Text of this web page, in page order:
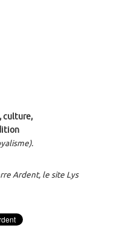
culture,
Ardent, le site Lys